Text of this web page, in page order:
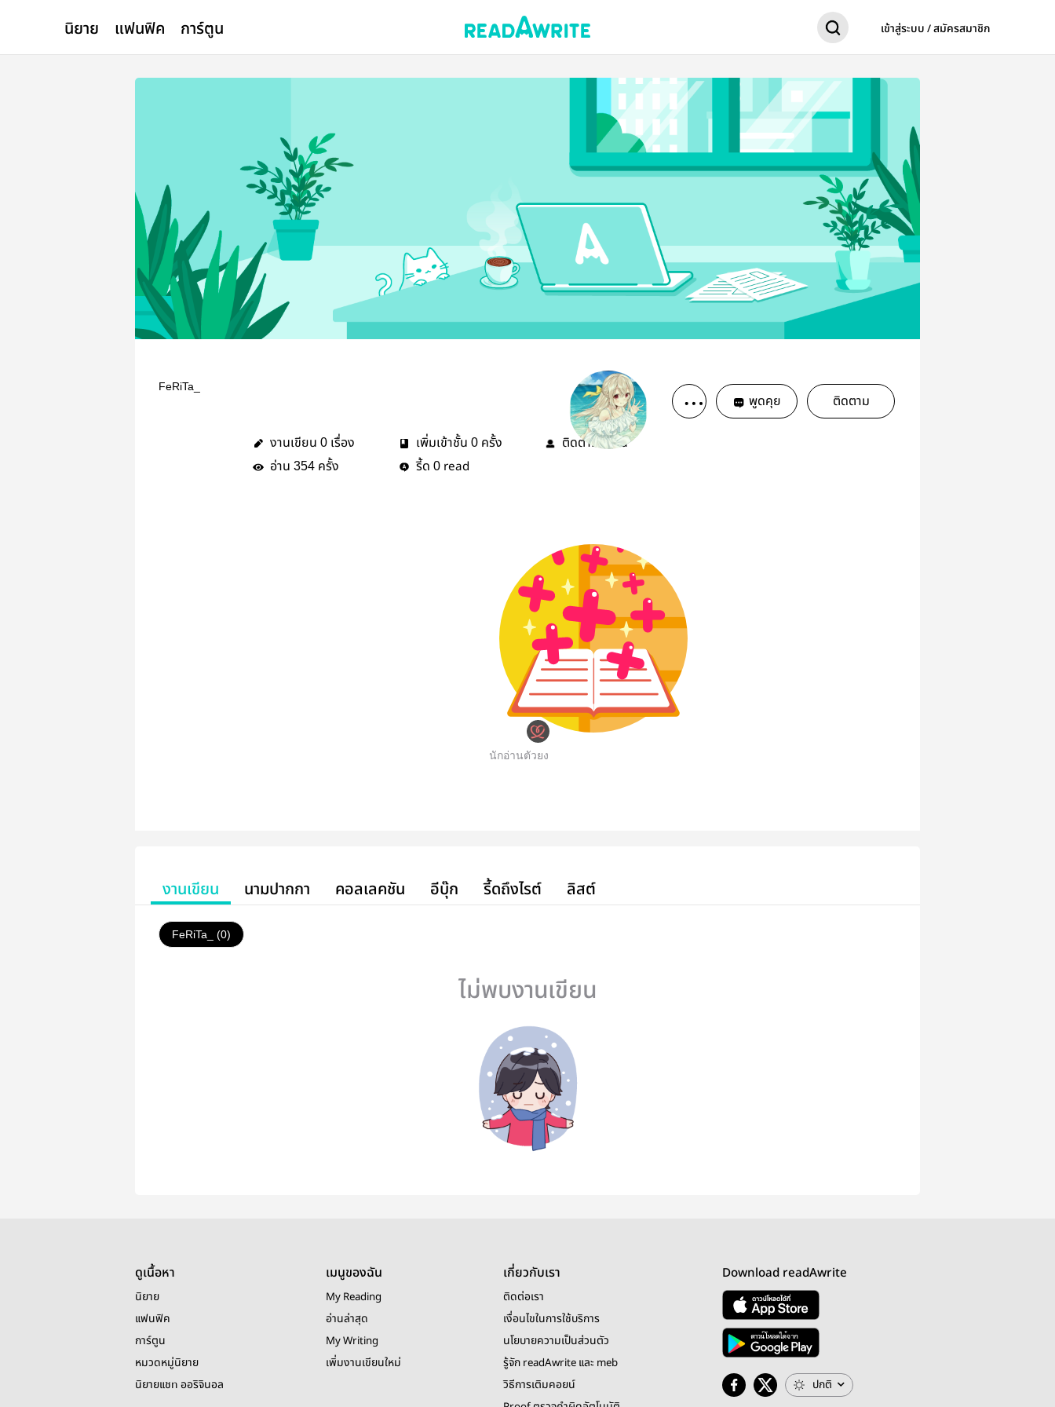
นิยาย แฟนฟิค การ์ตูน เข้าสู่ระบบ / สมัครสมาชิก
FeRiTa_
พูดคุย ติดตาม
งานเขียน 0 เรื่อง เพิ่มเข้าชั้น 0 ครั้ง ติดตาม2คน
อ่าน 354 ครั้ง รี้ด 0 read
นักอ่านตัวยง
งานเขียน นามปากกา คอลเลคชัน อีบุ๊ก รี้ดถึงไรต์ ลิสต์
FeRiTa_ (0)
ไม่พบงานเขียน
ดูเนื้อหา
นิยาย
แฟนฟิค
การ์ตูน
หมวดหมู่นิยาย
นิยายแชท ออริจินอล
เมนูของฉัน
My Reading
อ่านล่าสุด
My Writing
เพิ่มงานเขียนใหม่
เกี่ยวกับเรา
ติดต่อเรา
เงื่อนไขในการใช้บริการ
นโยบายความเป็นส่วนตัว
รู้จัก readAwrite และ meb
วิธีการเติมคอยน์
Download readAwrite
ปกติ